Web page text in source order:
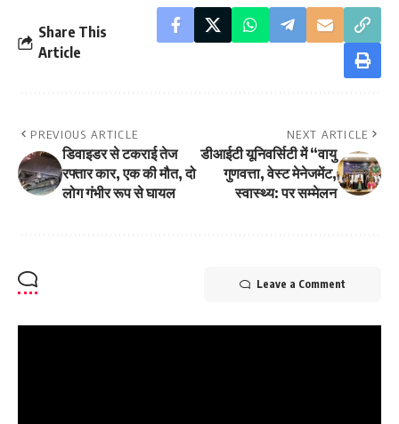
Share This
Article
PREVIOUS ARTICLE
डिवाइडर से टकराई तेज
रफ्तार कार, एक की मौत, दो
लोग गंभीर रूप से घायल
NEXT ARTICLE
डीआईटी यूनिवर्सिटी में “वायु
गुणवत्ता, वेस्ट मेनेजमेंट,
स्वास्थ्य: पर सम्मेलन
Leave a Comment